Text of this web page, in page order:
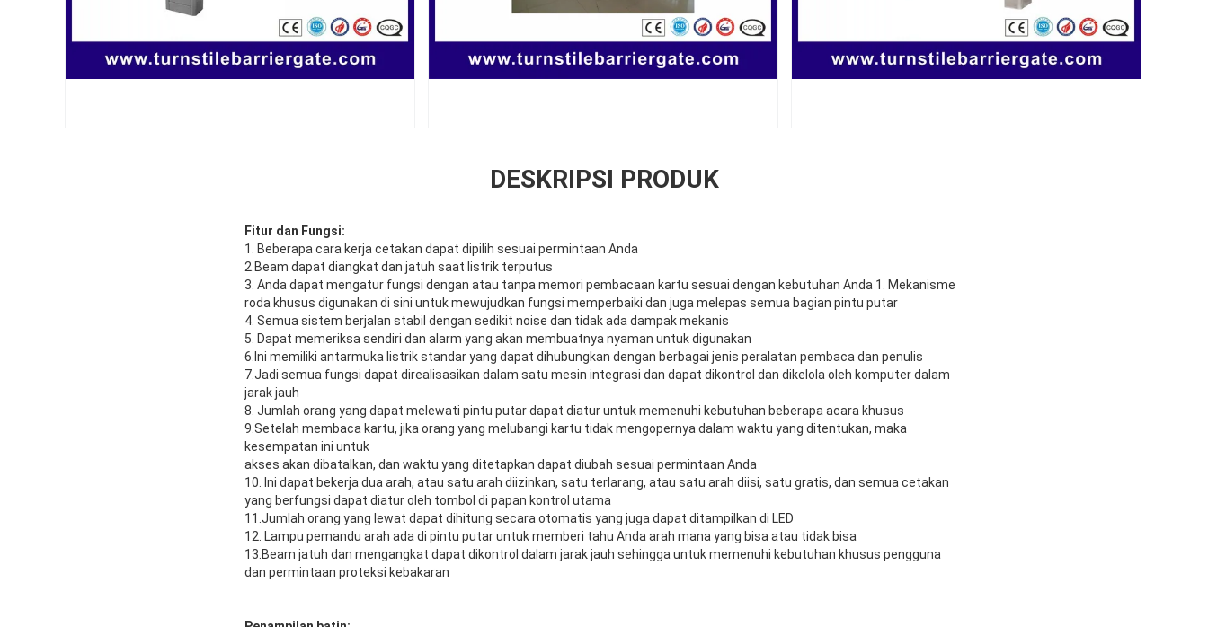
DESKRIPSI PRODUK
Fitur dan Fungsi:
1. Beberapa cara kerja cetakan dapat dipilih sesuai permintaan Anda
2.Beam dapat diangkat dan jatuh saat listrik terputus
3. Anda dapat mengatur fungsi dengan atau tanpa memori pembacaan kartu sesuai dengan kebutuhan Anda 1. Mekanisme
roda khusus digunakan di sini untuk mewujudkan fungsi memperbaiki dan juga melepas semua bagian pintu putar
4. Semua sistem berjalan stabil dengan sedikit noise dan tidak ada dampak mekanis
5. Dapat memeriksa sendiri dan alarm yang akan membuatnya nyaman untuk digunakan
6.Ini memiliki antarmuka listrik standar yang dapat dihubungkan dengan berbagai jenis peralatan pembaca dan penulis
7.Jadi semua fungsi dapat direalisasikan dalam satu mesin integrasi dan dapat dikontrol dan dikelola oleh komputer dalam
jarak jauh
8. Jumlah orang yang dapat melewati pintu putar dapat diatur untuk memenuhi kebutuhan beberapa acara khusus
9.Setelah membaca kartu, jika orang yang melubangi kartu tidak mengopernya dalam waktu yang ditentukan, maka
kesempatan ini untuk
akses akan dibatalkan, dan waktu yang ditetapkan dapat diubah sesuai permintaan Anda
10. Ini dapat bekerja dua arah, atau satu arah diizinkan, satu terlarang, atau satu arah diisi, satu gratis, dan semua cetakan
yang berfungsi dapat diatur oleh tombol di papan kontrol utama
11.Jumlah orang yang lewat dapat dihitung secara otomatis yang juga dapat ditampilkan di LED
12. Lampu pemandu arah ada di pintu putar untuk memberi tahu Anda arah mana yang bisa atau tidak bisa
13.Beam jatuh dan mengangkat dapat dikontrol dalam jarak jauh sehingga untuk memenuhi kebutuhan khusus pengguna
dan permintaan proteksi kebakaran